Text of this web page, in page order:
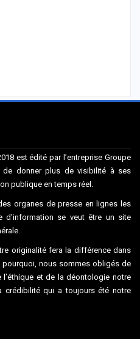
est édité par l’entreprise Groupe
de donner plus de visibilité à ses
publique en temps réel.
organes de presse en lignes les
se veut être un site
originalité fera la différence dans
pourquoi, nous sommes obligés de
et de la déontologie notre
crédibilité qui a toujours été notre